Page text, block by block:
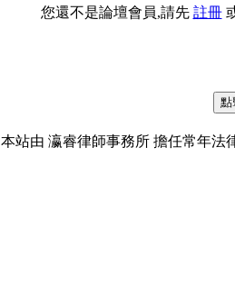
您還不是論壇會員,請先 註冊
本站由 瀛睿律師事務所 擔任常年法